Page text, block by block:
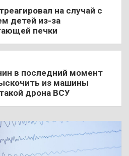
на случай с
детей из-за
печки
в последний момент
из машины
дрона ВСУ